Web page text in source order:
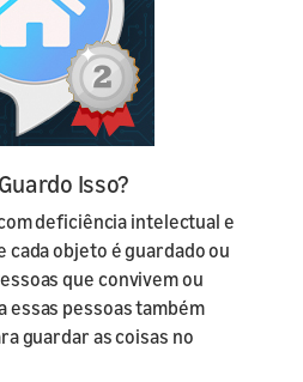
Isso?
deficiência intelectual e
cada objeto é guardado ou
que convivem ou
essas pessoas também
guardar as coisas no